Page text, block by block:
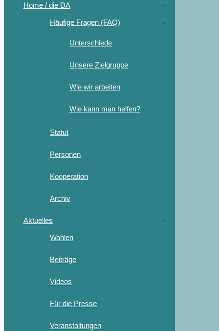
Home / die DA
Häufige Fragen (FAQ)
Unterschiede
Unsere Zielgruppe
Wie wir arbeiten
Wie kann man helfen?
Statut
Personen
Kooperation
Archiv
Aktuelles
Wahlen
Beiträge
Videos
Für die Presse
Veranstaltungen